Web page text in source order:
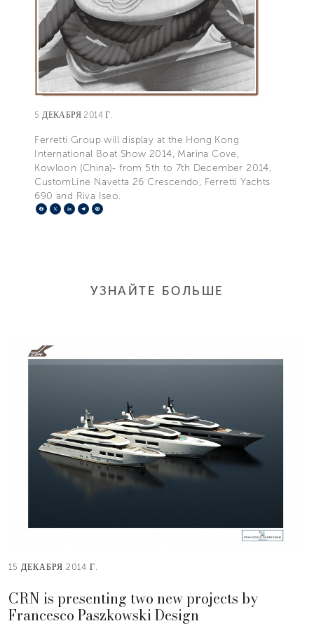
5 ДЕКАБРЯ 2014 Г.
Ferretti Group will display at the Hong Kong
International Boat Show 2014, Marina Cove,
Kowloon (China)- from 5th to 7th December 2014,
CustomLine Navetta 26 Crescendo, Ferretti Yachts
690 and Riva Iseo.
Facebook
X LinkedIn
Telegram
УЗНАЙТЕ БОЛЬШЕ
15 ДЕКАБРЯ 2014 Г.
CRN is presenting two new projects by
Francesco Paszkowski Design